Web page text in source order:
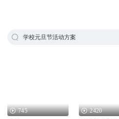
学校元旦节活动方案
745 2420